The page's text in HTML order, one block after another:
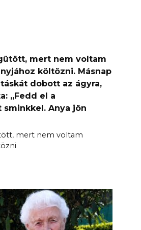
mert nem voltam
költözni. Másnap
dobott az ágyra,
„Fedd el a
sminkkel. Anya jön
mert nem voltam